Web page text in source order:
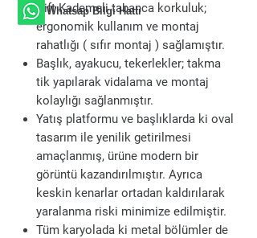
Çift Kademeli tabanca korkuluk;
ergonomik kullanım ve montaj
rahatlığı ( sıfır montaj ) sağlamıştır.
Başlık, ayakucu, tekerlekler; takma
tik yapılarak vidalama ve montaj
kolaylığı sağlanmıştır.
Yatış platformu ve başlıklarda ki oval
tasarım ile yenilik getirilmesi
amaçlanmış, ürüne modern bir
görüntü kazandırılmıştır. Ayrıca
keskin kenarlar ortadan kaldırılarak
yaralanma riski minimize edilmiştir.
Tüm karyolada ki metal bölümler de
Whatsap Bilgi Hattı